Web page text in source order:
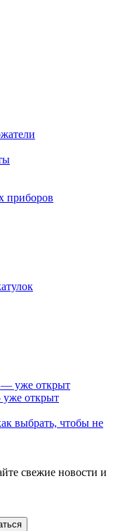
приборов
открыт
выбрать, чтобы не
свежие новости и